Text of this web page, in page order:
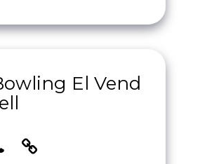
El Vend